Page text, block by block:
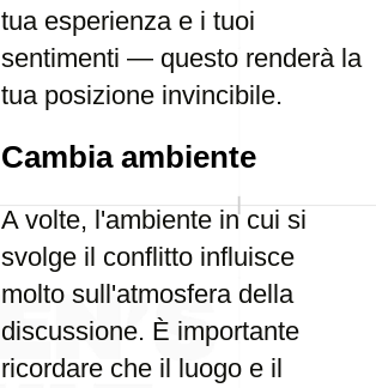
tua esperienza e i tuoi
sentimenti — questo renderà la
tua posizione invincibile.
Cambia ambiente
A volte, l'ambiente in cui si
svolge il conflitto influisce
molto sull'atmosfera della
discussione. È importante
ricordare che il luogo e il